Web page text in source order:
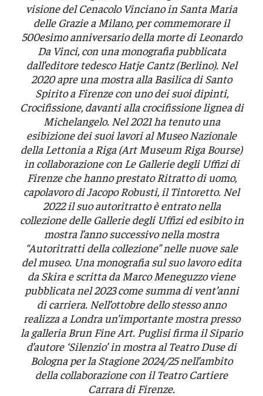
visione del Cenacolo Vinciano in Santa Maria
delle Grazie a Milano, per commemorare il
500esimo anniversario della morte di Leonardo
Da Vinci, con una monografia pubblicata
dall’editore tedesco Hatje Cantz (Berlino). Nel
2020 apre una mostra alla Basilica di Santo
Spirito a Firenze con uno dei suoi dipinti,
Crocifissione, davanti alla crocifissione lignea di
Michelangelo. Nel 2021 ha tenuto una
esibizione dei suoi lavori al Museo Nazionale
della Lettonia a Riga (Art Museum Riga Bourse)
in collaborazione con Le Gallerie degli Uffizi di
Firenze che hanno prestato Ritratto di uomo,
capolavoro di Jacopo Robusti, il Tintoretto. Nel
2022 il suo autoritratto è entrato nella
collezione delle Gallerie degli Uffizi ed esibito in
mostra l’anno successivo nella mostra
“Autoritratti della collezione” nelle nuove sale
del museo. Una monografia sul suo lavoro edita
da Skira e scritta da Marco Meneguzzo viene
pubblicata nel 2023 come summa di vent’anni
di carriera. Nell’ottobre dello stesso anno
realizza a Londra un’importante mostra presso
la galleria Brun Fine Art. Puglisi firma il Sipario
d’autore ‘Silenzio’ in mostra al Teatro Duse di
Bologna per la Stagione 2024/25 nell’ambito
della collaborazione con il Teatro Cartiere
Carrara di Firenze.